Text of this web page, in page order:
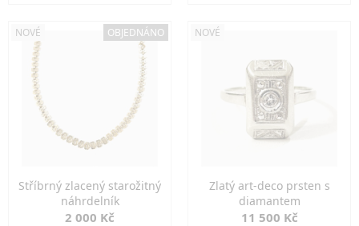
NOVÉ OBJEDNÁNO
Stříbrný zlacený starožitný
náhrdelník
2 000 Kč
NOVÉ
Zlatý art-deco prsten s
diamantem
11 500 Kč